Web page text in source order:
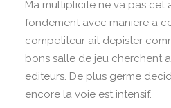
Ma multiplicite ne va pas cet
fondement avec maniere a
competiteur ait depister
bons salle de jeu cherchent
editeurs. De plus germe
encore la voie est intensif.